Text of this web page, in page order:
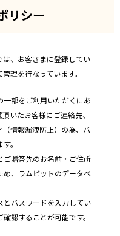
リシー
、お客さまに登録してい
理を行なっています。
部をご利用いただくにあ
いたお客様にご連絡先、
情報漏洩防止）の為、パ
。
ご贈答先のお名前・ご住所
、ラムビットのデータベ
とパスワードを入力してい
認することが可能です。